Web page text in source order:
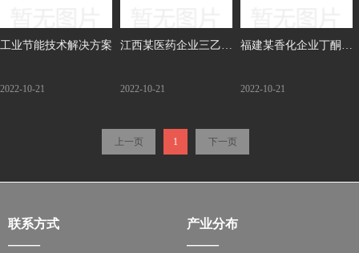
机械力和离心惯性力等
工业节能技术解决方案
2022-10-21
江西某医药企业三乙胺
2022-10-21
福建某香化企业丁酮分
2022-10-21
上一页 1 下一页
产业分布
——
联系方式
——